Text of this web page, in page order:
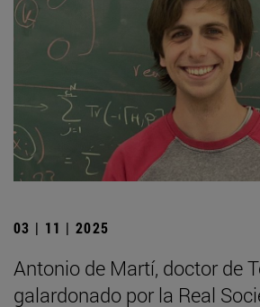
03 | 11 | 2025
Antonio de Martí, doctor de
galardonado por la Real